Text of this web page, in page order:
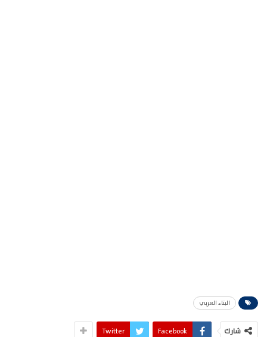
البناء العربي
شارك Facebook
Twitter